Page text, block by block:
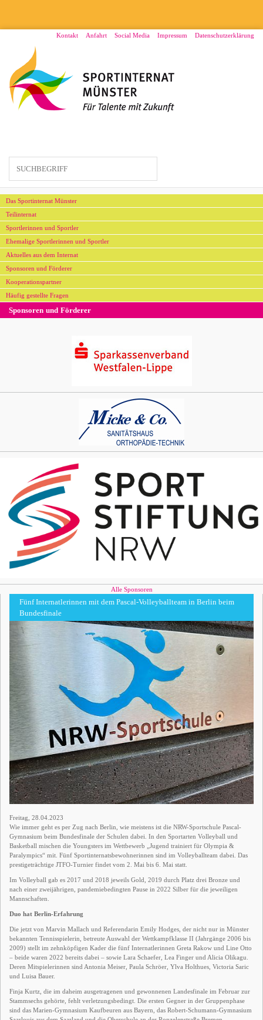
Menü2
Kontakt Anfahrt Social Media Impressum Datenschutzerklärung
Hauptmenü
Das Sportinternat Münster
Teilinternat
Sportlerinnen und Sportler
Ehemalige Sportlerinnen und Sportler
Aktuelles aus dem Internat
Sponsoren und Förderer
Kooperationspartner
Häufig gestellte Fragen
Sponsoren und Förderer
Alle Sponsoren
Fünf Internatlerinnen mit dem Pascal-Volleyballteam in Berlin beim
Bundesfinale
Freitag, 28.04.2023
Wie immer geht es per Zug nach Berlin, wie meistens ist die NRW-Sportschule Pascal-
Gymnasium beim Bundesfinale der Schulen dabei. In den Sportarten Volleyball und
Basketball mischen die Youngsters im Wettbewerb „Jugend trainiert für Olympia &
Paralympics“ mit. Fünf Sportinternatsbewohnerinnen sind im Volleyballteam dabei. Das
prestigeträchtige JTFO-Turnier findet vom 2. Mai bis 6. Mai statt.
Im Volleyball gab es 2017 und 2018 jeweils Gold, 2019 durch Platz drei Bronze und
nach einer zweijährigen, pandemiebedingten Pause in 2022 Silber für die jeweiligen
Mannschaften.
Duo hat Berlin-Erfahrung
Die jetzt von Marvin Mallach und Referendarin Emily Hodges, der nicht nur in Münster
bekannten Tennisspielerin, betreute Auswahl der Wettkampfklasse II (Jahrgänge 2006 bis
2009) stellt im zehnköpfigen Kader die fünf Internatlerinnen Greta Rakow und Line Otto
– beide waren 2022 bereits dabei – sowie Lara Schaefer, Lea Finger und Alicia Olikagu.
Deren Mitspielerinnen sind Antonia Meiser, Paula Schröer, Ylva Holthues, Victoria Saric
und Luisa Bauer.
Finja Kurtz, die im daheim ausgetragenen und gewonnenen Landesfinale im Februar zur
Stammsechs gehörte, fehlt verletzungsbedingt. Die ersten Gegner in der Gruppenphase
sind das Marien-Gymnasium Kaufbeuren aus Bayern, das Robert-Schumann-Gymnasium